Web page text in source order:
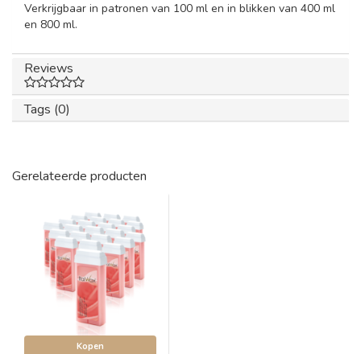
Verkrijgbaar in patronen van 100 ml en in blikken van 400 ml
en 800 ml.
Reviews
Tags (0)
Gerelateerde producten
Kopen